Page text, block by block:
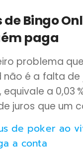
de Bingo
paga
problema
não é a falta de
a 0,03
juros que um
de poker ao
a conta